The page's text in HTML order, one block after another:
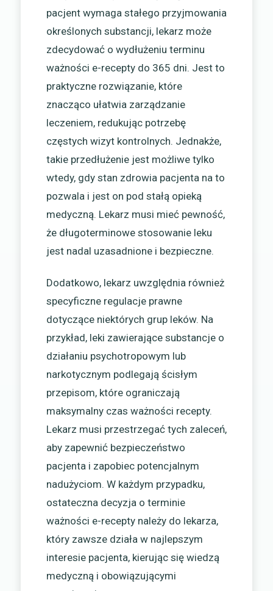
pacjent wymaga stałego przyjmowania
określonych substancji, lekarz może
zdecydować o wydłużeniu terminu
ważności e-recepty do 365 dni. Jest to
praktyczne rozwiązanie, które
znacząco ułatwia zarządzanie
leczeniem, redukując potrzebę
częstych wizyt kontrolnych. Jednakże,
takie przedłużenie jest możliwe tylko
wtedy, gdy stan zdrowia pacjenta na to
pozwala i jest on pod stałą opieką
medyczną. Lekarz musi mieć pewność,
że długoterminowe stosowanie leku
jest nadal uzasadnione i bezpieczne.
Dodatkowo, lekarz uwzględnia również
specyficzne regulacje prawne
dotyczące niektórych grup leków. Na
przykład, leki zawierające substancje o
działaniu psychotropowym lub
narkotycznym podlegają ścisłym
przepisom, które ograniczają
maksymalny czas ważności recepty.
Lekarz musi przestrzegać tych zaleceń,
aby zapewnić bezpieczeństwo
pacjenta i zapobiec potencjalnym
nadużyciom. W każdym przypadku,
ostateczna decyzja o terminie
ważności e-recepty należy do lekarza,
który zawsze działa w najlepszym
interesie pacjenta, kierując się wiedzą
medyczną i obowiązującymi